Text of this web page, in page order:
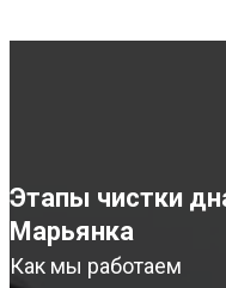
Этапы чистки
Марьянка
Как мы работаем